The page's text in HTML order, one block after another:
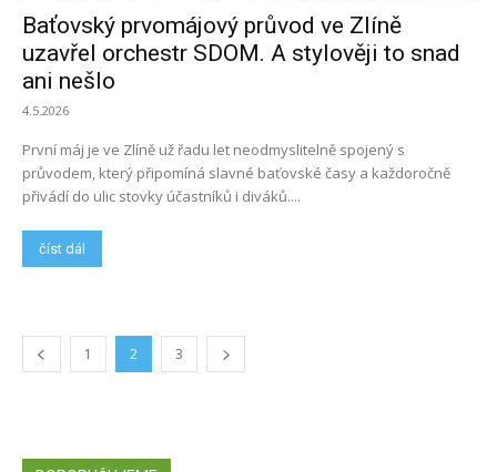
Baťovský prvomájový průvod ve Zlíně
uzavřel orchestr SDOM. A stylověji to snad
ani nešlo
4.5.2026
První máj je ve Zlíně už řadu let neodmyslitelně spojený s
průvodem, který připomíná slavné baťovské časy a každoročně
přivádí do ulic stovky účastníků i diváků....
číst dál
1 2 3